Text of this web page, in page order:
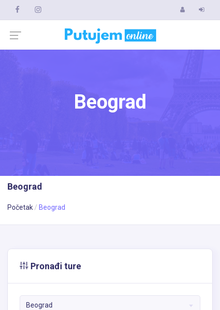
Beograd
Beograd
Početak Beograd
Pronađi ture
Beograd